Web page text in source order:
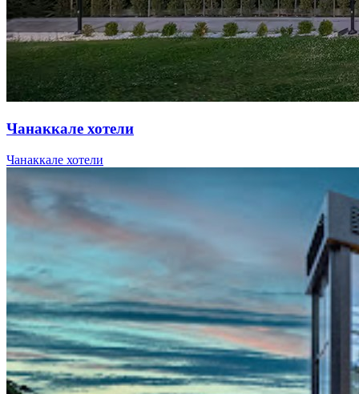
Чанаккале хотели
Чанаккале хотели